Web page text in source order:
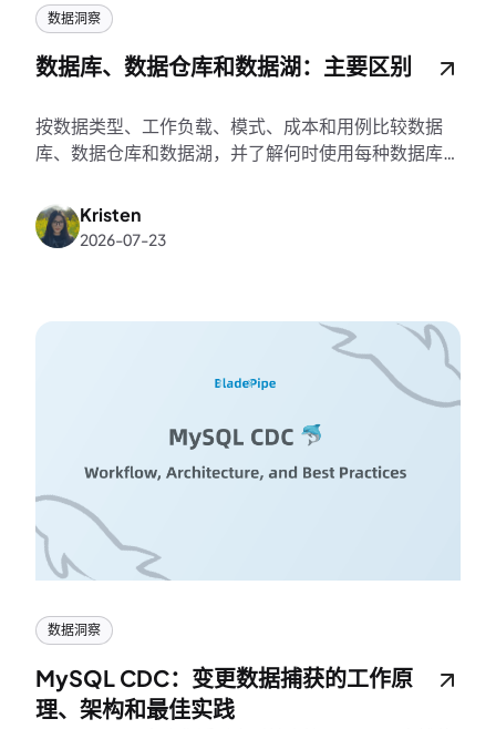
数据洞察
数据库、数据仓库和数据湖：主要区别
按数据类型、工作负载、模式、成本和用例比较数据
库、数据仓库和数据湖，并了解何时使用每种数据库、
Kristen
2026-07-23
数据洞察
MySQL CDC：变更数据捕获的工作原
理、架构和最佳实践